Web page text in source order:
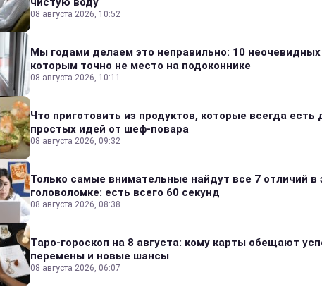
08 августа 2026, 10:52
Мы годами делаем это неправильно: 10
которым точно не место на подоконнике
08 августа 2026, 10:11
Что приготовить из продуктов, которые всегда есть
простых идей от шеф-повара
08 августа 2026, 09:32
Только самые внимательные найдут все 7 отличий в
головоломке: есть всего 60 секунд
08 августа 2026, 08:38
Таро-гороскоп на 8 августа: кому карты обещают
перемены и новые шансы
08 августа 2026, 06:07